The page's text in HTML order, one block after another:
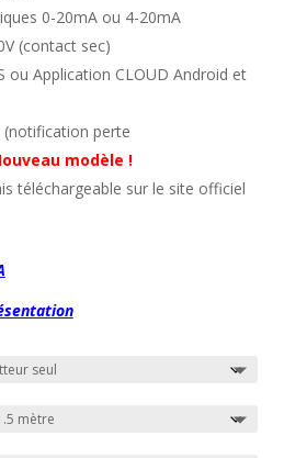
0-20mA ou 4-20mA
(contact sec)
ou Application CLOUD Android et
perte
modèle !
téléchargeable sur le site officiel